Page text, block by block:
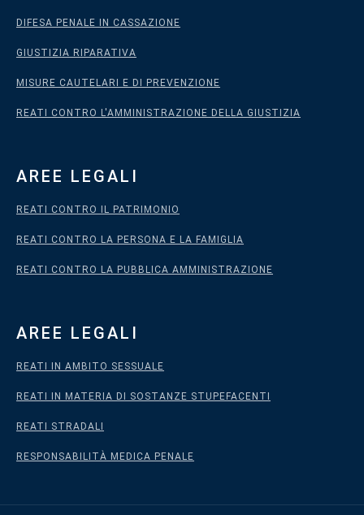
DIFESA PENALE IN CASSAZIONE
GIUSTIZIA RIPARATIVA
MISURE CAUTELARI E DI PREVENZIONE
REATI CONTRO L'AMMINISTRAZIONE DELLA GIUSTIZIA
AREE LEGALI
REATI CONTRO IL PATRIMONIO
REATI CONTRO LA PERSONA E LA FAMIGLIA
REATI CONTRO LA PUBBLICA AMMINISTRAZIONE
AREE LEGALI
REATI IN AMBITO SESSUALE
REATI IN MATERIA DI SOSTANZE STUPEFACENTI
REATI STRADALI
RESPONSABILITÀ MEDICA PENALE